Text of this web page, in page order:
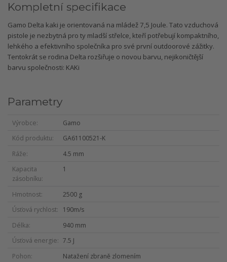
Kompletní specifikace
Gamo Delta kaki je orientovaná na mládež 7,5 Joule. Tato vzduchová
pistole je nezbytná pro ty mladší střelce, kteří potřebují kompaktního,
lehkého a efektivního společníka pro své první outdoorové zážitky.
Tentokrát se rodina Delta rozšiřuje o novou barvu, nejikoničtější
barvu společnosti: KAKi
Parametry
Výrobce
Gamo
Kód produktu
GA61100521-K
Ráže
4.5 mm
Kapacita
zásobníku
1
Hmotnost
2500 g
Úsťová rychlost
190m/s
Délka
940 mm
Úsťová energie
7.5 J
Pohon
Natažení zbraně zlomením